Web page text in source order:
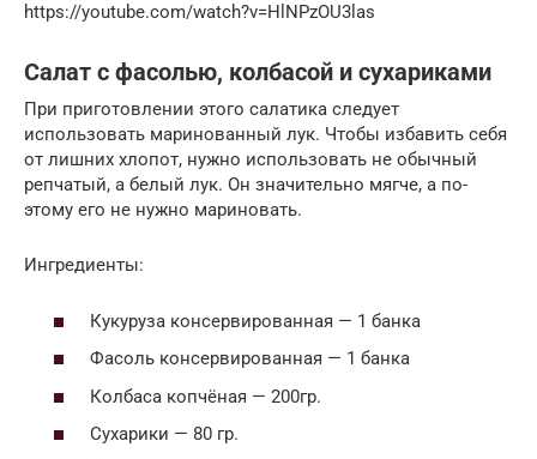
https://youtube.com/watch?v=HlNPzOU3las
Салат с фасолью, колбасой и сухариками
При приготовлении этого салатика следует
использовать маринованный лук. Чтобы избавить себя
от лишних хлопот, нужно использовать не обычный
репчатый, а белый лук. Он значительно мягче, а по-
этому его не нужно мариновать.
Ингредиенты:
Кукуруза консервированная — 1 банка
Фасоль консервированная — 1 банка
Колбаса копчёная — 200гр.
Сухарики — 80 гр.